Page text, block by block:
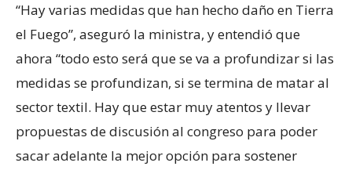
“Hay varias medidas que han hecho daño en Tierra
el Fuego”, aseguró la ministra, y entendió que
ahora “todo esto será que se va a profundizar si las
medidas se profundizan, si se termina de matar al
sector textil. Hay que estar muy atentos y llevar
propuestas de discusión al congreso para poder
sacar adelante la mejor opción para sostener